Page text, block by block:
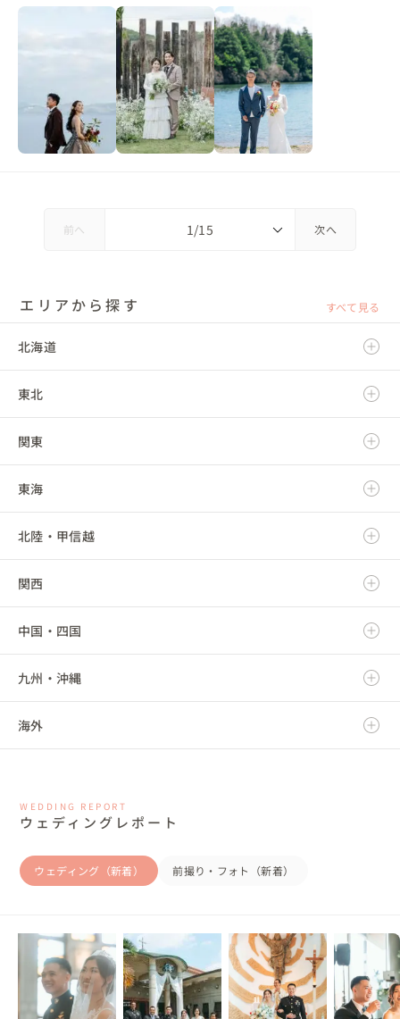
前へ 次へ
エリアから探す すべて見る
北海道
北海道
東北
青森県
岩手県
宮城県
秋田県
山形県
福島県
関東
茨城県
栃木県
群馬県
埼玉県
千葉県
東京都
東海
岐阜県
静岡県
愛知県
三重県
北陸・甲信越
新潟県
富山県
石川県
福井県
長野県
関西
滋賀県
京都府
大阪府
奈良県
和歌山県
中国・四国
鳥取県
島根県
広島県
山口県
香川県
愛媛県
九州・沖縄
福岡県
長崎県
熊本県
宮崎県
鹿児島県
海外
WEDDING REPORT
ウェディングレポート
ウェディング（新着） 前撮り・フォト（新着）